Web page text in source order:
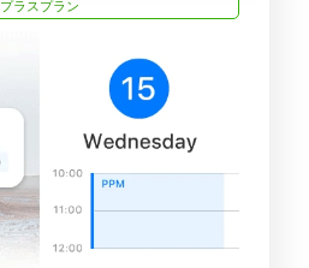
プラスプラン